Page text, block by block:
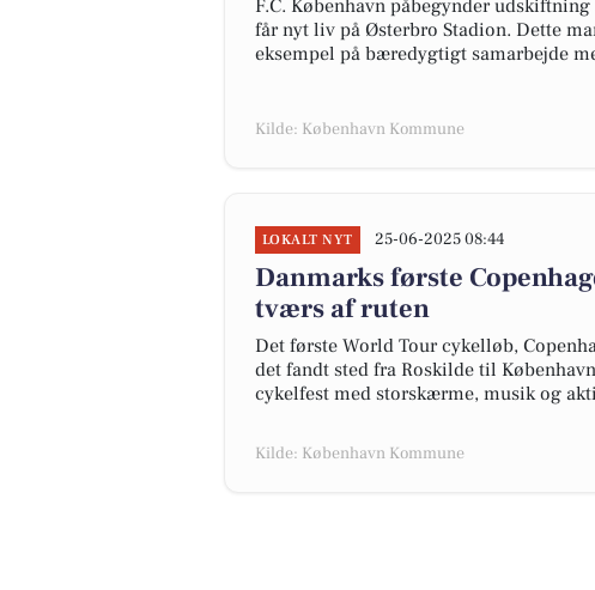
F.C. København påbegynder
får nyt liv på Østerbro Stadion. Dette
eksempel på bæredygtigt samarbejde
Kilde: København Kommune
LOKALT NYT 25-06-2025 08:44
Danmarks første
tværs af ruten
Det første World Tour cykelløb,
det fandt sted fra Roskilde til
cykelfest med storskærme, musik og
Kilde: København Kommune